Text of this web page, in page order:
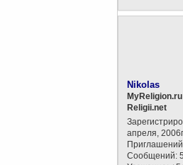
Nikolas
Religii.net
апреля,
Сообщений: